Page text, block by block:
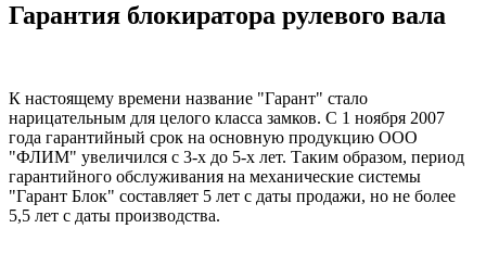
Гарантия блокиратора рулевого вала
К настоящему времени название "Гарант" стало
нарицательным для целого класса замков. С 1 ноября 2007
года гарантийный срок на основную продукцию ООО
"ФЛИМ" увеличился с 3-х до 5-х лет. Таким образом, период
гарантийного обслуживания на механические системы
"Гарант Блок" составляет 5 лет с даты продажи, но не более
5,5 лет с даты производства.